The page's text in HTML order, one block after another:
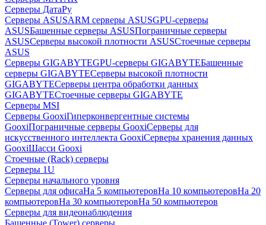
Серверы ДатаРу
Серверы ASUSARM серверы ASUSGPU-серверы
ASUSБашенные серверы ASUSПограничные серверы
ASUSСерверы высокой плотности ASUSСтоечные серверы
ASUS
Серверы GIGABYTEGPU-серверы GIGABYTEБашенные
серверы GIGABYTEСерверы высокой плотности
GIGABYTEСерверы центра обработки данных
GIGABYTEСтоечные серверы GIGABYTE
Серверы MSI
Серверы GooxiГиперконвергентные системы
GooxiПограничные серверы GooxiСерверы для
искусственного интеллекта GooxiСерверы хранения данных
GooxiШасси Gooxi
Стоечные (Rack) серверы
Серверы 1U
Серверы начального уровня
Серверы для офисаНа 5 компьютеровНа 10 компьютеровНа 20
компьютеровНа 30 компьютеровНа 50 компьютеров
Серверы для видеонаблюдения
Башенные (Tower) серверы